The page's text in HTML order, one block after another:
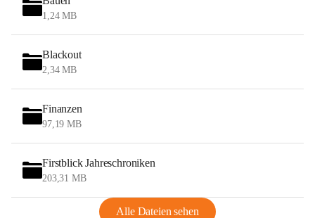
1,24 MB
Blackout
2,34 MB
Finanzen
97,19 MB
Firstblick Jahreschroniken
203,31 MB
Alle Dateien sehen